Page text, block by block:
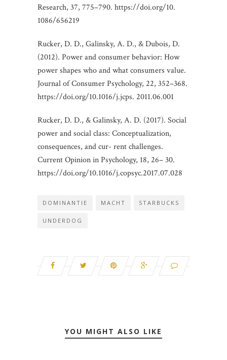
Research, 37, 775–790. https://doi.org/10.
1086/656219
Rucker, D. D., Galinsky, A. D., & Dubois, D.
(2012). Power and consumer behavior: How
power shapes who and what consumers value.
Journal of Consumer Psychology, 22, 352–368.
https://doi.org/10.1016/j.jcps. 2011.06.001
Rucker, D. D., & Galinsky, A. D. (2017). Social
power and social class: Conceptualization,
consequences, and cur- rent challenges.
Current Opinion in Psychology, 18, 26– 30.
https://doi.org/10.1016/j.copsyc.2017.07.028
DOMINANTIE MACHT STARBUCKS
UNDERDOG
YOU MIGHT ALSO LIKE